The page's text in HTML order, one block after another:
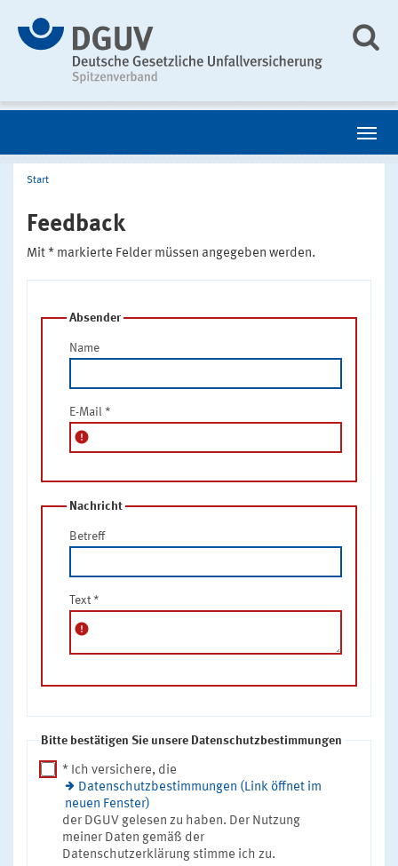
Start
Feedback
Mit * markierte Felder müssen angegeben werden.
Absender
Name
E-Mail *
error
Nachricht
Betreff
Text *
error
Bitte bestätigen Sie unsere Datenschutzbestimmungen
* Ich versichere, die
Datenschutzbestimmungen (Link öffnet im
neuen Fenster)
der DGUV gelesen zu haben. Der Nutzung
meiner Daten gemäß der
Datenschutzerklärung stimme ich zu.